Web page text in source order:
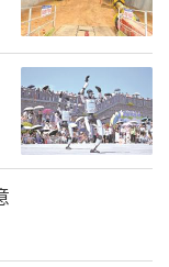
木瓜树作为吉
目前整个汉江
最多最广的地
厂厂长张成祥
瓜，那个个
酿酒技术的